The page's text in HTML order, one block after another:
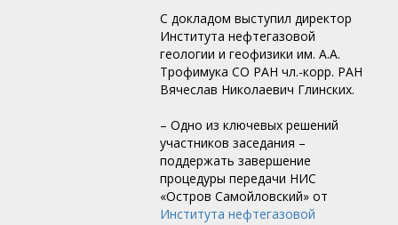
С докладом выступил директор
Института нефтегазовой
геологии и геофизики им. А.А.
Трофимука СО РАН чл.-корр. РАН
Вячеслав Николаевич Глинских.
– Одно из ключевых решений
участников заседания –
поддержать завершение
процедуры передачи НИС
«Остров Самойловский» от
Института нефтегазовой